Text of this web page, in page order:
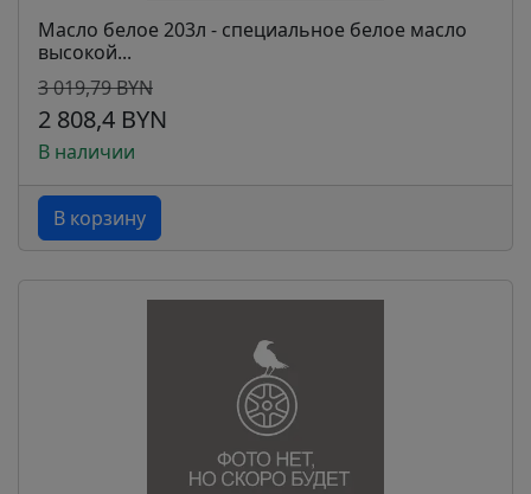
Масло белое 203л - специальное белое масло
высокой...
3 019,79 BYN
2 808,4 BYN
В наличии
В корзину